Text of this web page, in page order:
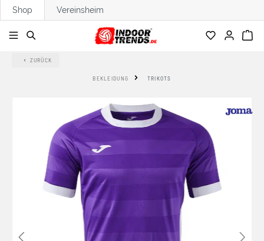
springen
Shop Vereinsheim
ZURÜCK
BEKLEIDUNG TRIKOTS